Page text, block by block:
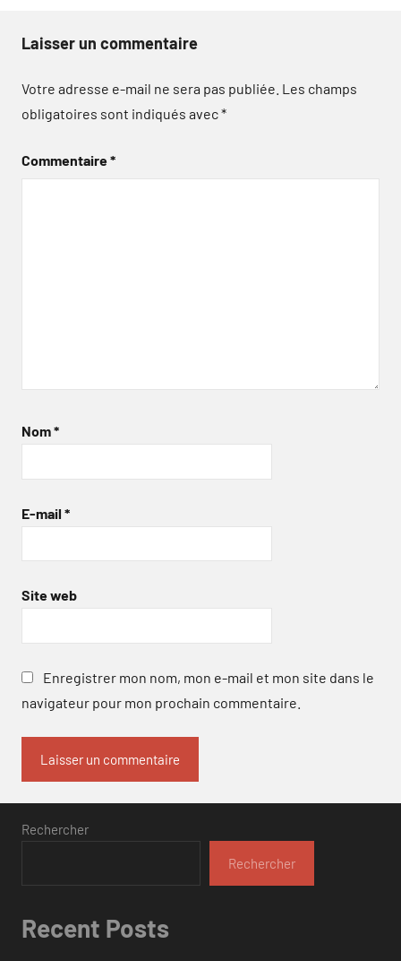
Laisser un commentaire
Votre adresse e-mail ne sera pas publiée. Les champs
obligatoires sont indiqués avec*
Commentaire*
Nom*
E-mail *
Site web
Enregistrer mon nom, mon e-mail et mon site dans le
navigateur pour mon prochain commentaire.
Rechercher
Rechercher
Recent Posts